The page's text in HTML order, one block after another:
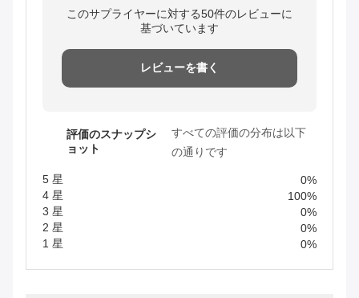
このサプライヤーに対する50件のレビューに
基づいています
レビューを書く
評価のスナップシ
ョット
すべての評価の分布は以下
の通りです
5 星
0%
4 星
100%
3 星
0%
2 星
0%
1 星
0%